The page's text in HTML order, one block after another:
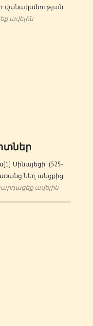
վանականության
ավելին
Սինայեցի (525-
նեղ անցքից
ավելին